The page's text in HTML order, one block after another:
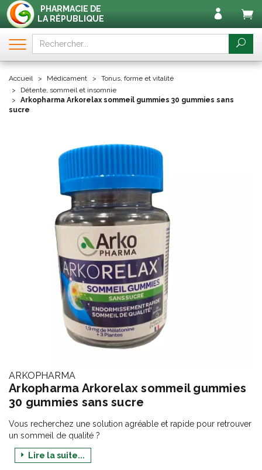
PHARMACIE DE
LA RÉPUBLIQUE
Accueil Médicament
Tonus, forme et vitalité
Détente, sommeil et insomnie
Arkopharma Arkorelax sommeil gummies 30 gummies sans
sucre
ARKOPHARMA
Arkopharma Arkorelax sommeil gummies
30 gummies sans sucre
Vous recherchez une solution agréable et rapide pour retrouver
un sommeil de qualité ?
Les délicieuses Gummies Arkorelax® Sommeil sans sucre sont
une solution plaisir, saine et pratique pour vous aider à vous
Lire la suite...